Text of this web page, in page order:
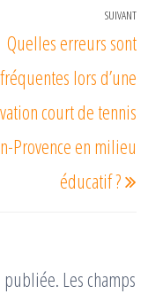
SUIVANT
Quelles erreurs sont
fréquentes lors d’une
court de tennis
Provence en milieu
éducatif ?
publiée. Les champs